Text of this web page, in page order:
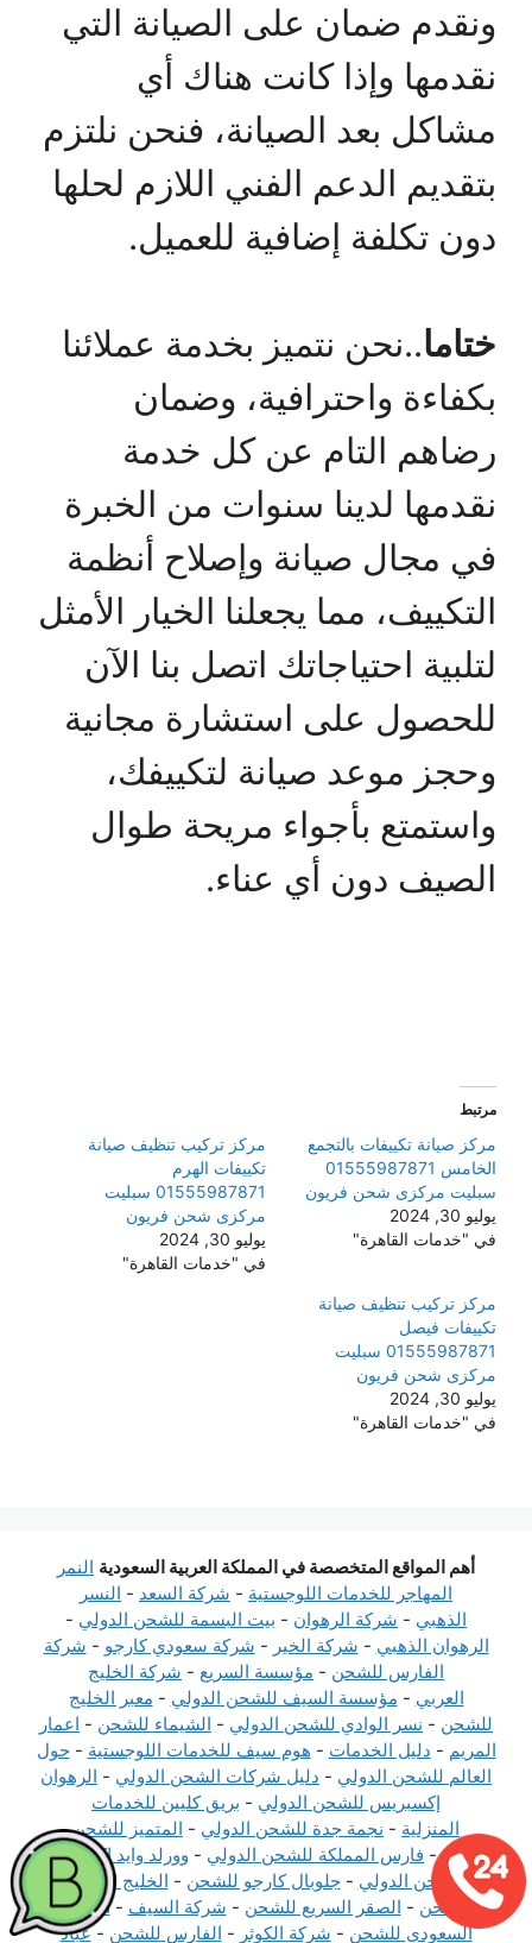
ونقدم ضمان على الصيانة التي
نقدمها وإذا كانت هناك أي
مشاكل بعد الصيانة، فنحن نلتزم
بتقديم الدعم الفني اللازم لحلها
دون تكلفة إضافية للعميل.
ختاما..نحن نتميز بخدمة عملائنا
بكفاءة واحترافية، وضمان
رضاهم التام عن كل خدمة
نقدمها لدينا سنوات من الخبرة
في مجال صيانة وإصلاح أنظمة
التكييف، مما يجعلنا الخيار الأمثل
لتلبية احتياجاتك اتصل بنا الآن
للحصول على استشارة مجانية
وحجز موعد صيانة لتكييفك،
واستمتع بأجواء مريحة طوال
الصيف دون أي عناء.
مرتبط
مركز صيانة تكييفات بالتجمع
الخامس 01555987871
سبليت مركزى شحن فريون
يوليو 30, 2024
في "خدمات القاهرة"
مركز تركيب تنظيف صيانة
تكييفات الهرم
01555987871 سبليت
مركزى شحن فريون
يوليو 30, 2024
في "خدمات القاهرة"
مركز تركيب تنظيف صيانة
تكييفات فيصل
01555987871 سبليت
مركزى شحن فريون
يوليو 30, 2024
في "خدمات القاهرة"
أهم المواقع المتخصصة في المملكة العربية السعودية النمر
المهاجر للخدمات اللوجستية - شركة السعد - النسر
الذهبي - شركة الرهوان - بيت البسمة للشحن الدولي -
الرهوان الذهبي - شركة الخير - شركة سعودي كارجو - شركة
الفارس للشحن - مؤسسة السريع - شركة الخليج
العربي - مؤسسة السيف للشحن الدولي - معبر الخليج
للشحن - نسر الوادي للشحن الدولي - الشيماء للشحن - اعمار
المريم - دليل الخدمات - هوم سيف للخدمات اللوجستية -حول
العالم للشحن الدولي - دليل شركات الشحن الدولي - الرهوان
إكسبريس للشحن الدولي - بريق كليين للخدمات
المنزلية - نجمة جدة للشحن الدولي - المتميز للشحن
الدولي- فارس المملكة للشحن الدولي - وورلد وايد إكسبريس
للشحن الدولي -جلوبال كارجو للشحن - الخليج الدولي
للشحن - الصقر السريع للشحن - شركة السيف -المركز
السعودي للشحن - شركة الكوثر - الفارس للشحن -عباد